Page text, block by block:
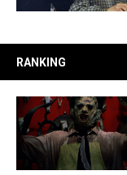
RANKING